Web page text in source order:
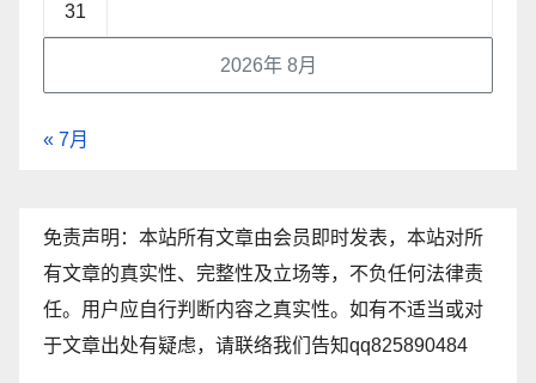
2026年 8月
31
« 7月
免责声明：本站所有文章由会员即时发表，本站对所
有文章的真实性、完整性及立场等，不负任何法律责
任。用户应自行判断内容之真实性。如有不适当或对
于文章出处有疑虑，请联络我们告知qq825890484